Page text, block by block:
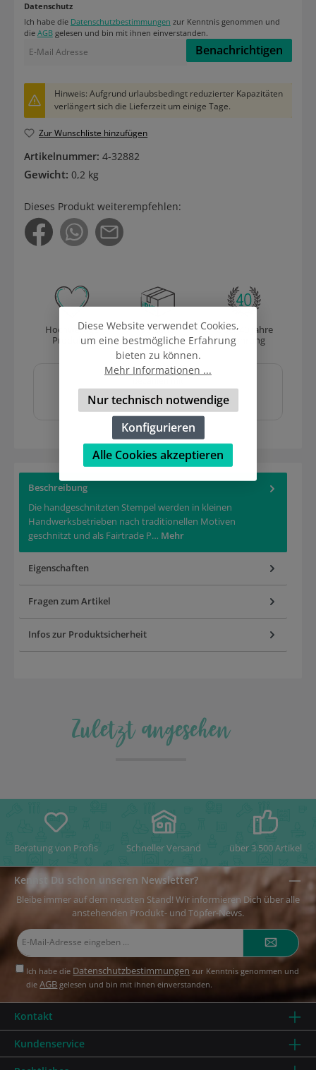
Datenschutz
Ich habe die Datenschutzbestimmungen zur Kenntnis genommen und
die AGBgelesen und bin mit ihnen einverstanden.
Benachrichtigen
Hinweis: Aufgrund urlaubsbedingt reduzierter Kapazitäten
verlängert sich die Lieferzeit um einige Tage.
Zur Wunschliste hinzufügen
Artikelnummer: 4-32882
Gewicht: 0,2 kg
Dieses Produkt weiterempfehlen:
Hochwertige
Produkte
Versand
mit DHL
Über 40 Jahre
Erfahrung
Sicher und schnell
Beschreibung
Die handgeschnitzten Stempel werden in kleinen
Handwerksbetrieben nach traditionellen Motiven
geschnitzt und als Fairtrade P… Mehr
Eigenschaften
Fragen zum Artikel
Infos zur Produktsicherheit
Zuletzt angesehen
Beratung von Profis Schneller Versand über 3.500 Artikel
Kennst Du schon unseren Newsletter?
Bleibe immer auf dem neusten Stand! Wir informieren Dich über alle
anstehenden Produkt- und Töpfer-News.
Ich habe die Datenschutzbestimmungen zur Kenntnis genommen und
dieAGB gelesen und bin mit ihnen einverstanden.
Kundenservice
Kontakt
Diese Website verwendet Cookies,
um eine bestmögliche Erfahrung
bieten zu können.
Mehr Informationen ...
Nur technisch notwendige
Konfigurieren
Alle Cookies akzeptieren